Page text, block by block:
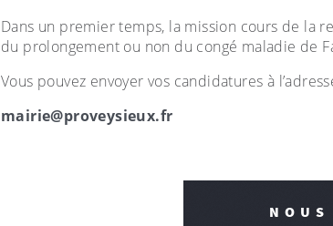
Dans un premier temps, la mission cours de la
du prolongement ou non du congé maladie de
Vous pouvez envoyer vos candidatures à
mairie@proveysieux.fr
NOUS